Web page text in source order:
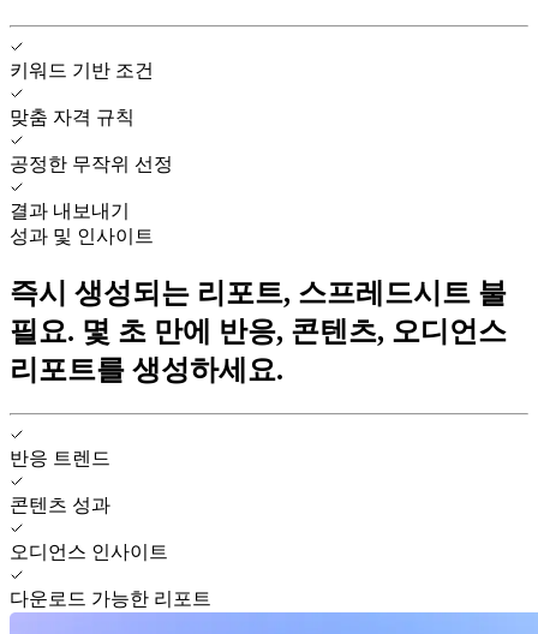
키워드 기반 조건
맞춤 자격 규칙
공정한 무작위 선정
결과 내보내기
성과 및 인사이트
즉시 생성되는 리포트, 스프레드시트 불
필요. 몇 초 만에 반응, 콘텐츠, 오디언스
리포트를 생성하세요.
반응 트렌드
콘텐츠 성과
오디언스 인사이트
다운로드 가능한 리포트